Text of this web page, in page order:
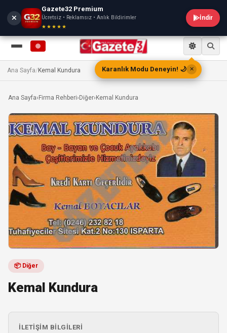
Gazete32 Premium
Ücretsiz • Reklamsız • Anlık Bildirimler
★★★★★
İndir
Ana Sayfa/Kemal Kundura
Ana Sayfa› Firma Rehberi› Diğer› Kemal Kundura
📦 Diğer
Kemal Kundura
İLETIŞIM BILGILERI
Karanlık Modu Deneyin! 🌙 ✕